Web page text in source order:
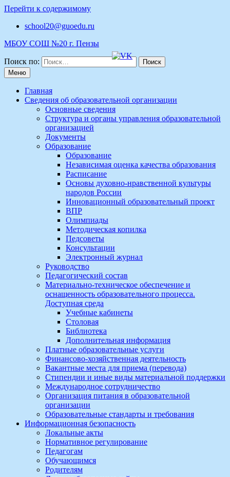
Перейти к содержимому
school20@guoedu.ru
МБОУ СОШ №20 г. Пензы
Поиск по:
Меню
Главная
Сведения об образовательной организации
Основные сведения
Структура и органы управления образовательной
организацией
Документы
Образование
Образование
Независимая оценка качества образования
Расписание
Основы духовно-нравственной культуры
народов России
Инновационный образовательный проект
ВПР
Олимпиады
Методическая копилка
Педсоветы
Консультации
Электронный журнал
Руководство
Педагогический состав
Материально-техническое обеспечение и
оснащенность образовательного процесса.
Доступная среда
Учебные кабинеты
Столовая
Библиотека
Дополнительная информация
Платные образовательные услуги
Финансово-хозяйственная деятельность
Вакантные места для приема (перевода)
Стипендии и иные виды материальной поддержки
Международное сотрудничество
Организация питания в образовательной
организации
Образовательные стандарты и требования
Информационная безопасность
Локальные акты
Нормативное регулирование
Педагогам
Обучающимся
Родителям